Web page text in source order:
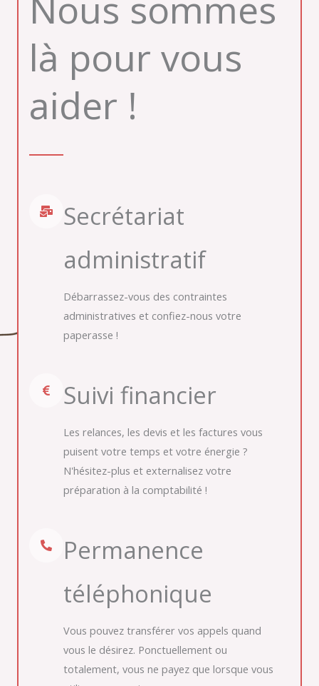
là pour vous
aider !
Secrétariat
administratif
Débarrassez-vous des contraintes
administratives et confiez-nous votre
paperasse !
Suivi financier
Les relances, les devis et les factures vous
puisent votre temps et votre énergie ?
N'hésitez-plus et externalisez votre
préparation à la comptabilité !
Permanence
téléphonique
Vous pouvez transférer vos appels quand
vous le désirez. Ponctuellement ou
totalement, vous ne payez que lorsque vous